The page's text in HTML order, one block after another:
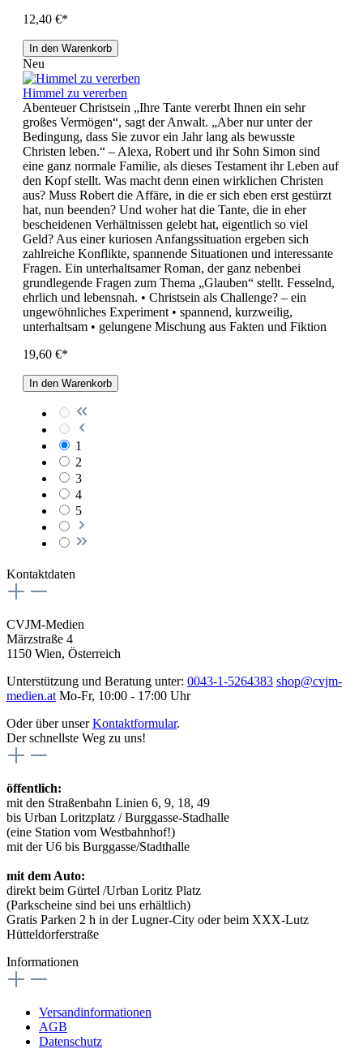
12,40 €*
In den Warenkorb
Neu
Himmel zu vererben
Abenteuer Christsein „Ihre Tante vererbt Ihnen ein sehr
großes Vermögen“, sagt der Anwalt. „Aber nur unter der
Bedingung, dass Sie zuvor ein Jahr lang als bewusste
Christen leben.“ – Alexa, Robert und ihr Sohn Simon sind
eine ganz normale Familie, als dieses Testament ihr Leben auf
den Kopf stellt. Was macht denn einen wirklichen Christen
aus? Muss Robert die Affäre, in die er sich eben erst gestürzt
hat, nun beenden? Und woher hat die Tante, die in eher
bescheidenen Verhältnissen gelebt hat, eigentlich so viel
Geld? Aus einer kuriosen Anfangssituation ergeben sich
zahlreiche Konflikte, spannende Situationen und interessante
Fragen. Ein unterhaltsamer Roman, der ganz nebenbei
grundlegende Fragen zum Thema „Glauben“ stellt. Fesselnd,
ehrlich und lebensnah. • Christsein als Challenge? – ein
ungewöhnliches Experiment • spannend, kurzweilig,
unterhaltsam • gelungene Mischung aus Fakten und Fiktion
19,60 €*
In den Warenkorb
1
2
3
4
5
Kontaktdaten
CVJM-Medien
Märzstraße 4
1150 Wien, Österreich
Unterstützung und Beratung unter: 0043-1-5264383 shop@cvjm-
medien.atMo-Fr, 10:00 - 17:00 Uhr
Oder über unserKontaktformular.
Der schnellste Weg zu uns!
öffentlich:
mit den Straßenbahn Linien 6, 9, 18, 49
bis Urban Loritzplatz / Burggasse-Stadhalle
(eine Station vom Westbahnhof!)
mit der U6 bis Burggasse/Stadthalle
mit dem Auto:
direkt beim Gürtel /Urban Loritz Platz
(Parkscheine sind bei uns erhältlich)
Gratis Parken 2 h in der Lugner-City oder beim XXX-Lutz
Hütteldorferstraße
Informationen
Versandinformationen
AGB
Datenschutz